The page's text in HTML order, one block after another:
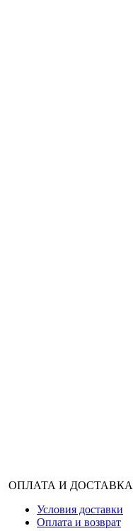
ОПЛАТА И ДОСТАВКА
Условия доставки
Оплата и возврат